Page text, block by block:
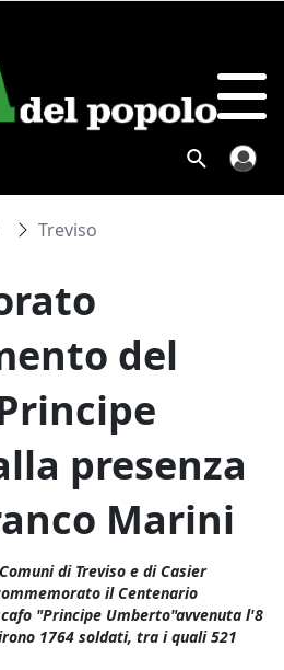
Treviso
del
presenza
Marini
di Treviso e di Casier
il Centenario
"Principe Umberto"avvenuta l'8
1764 soldati, tra i quali 521